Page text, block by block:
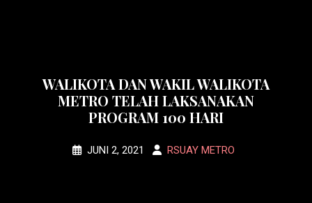
WALIKOTA DAN WAKIL WALIKOTA
METRO TELAH LAKSANAKAN
PROGRAM 100 HARI
JUNI 2, 2021 RSUAY METRO